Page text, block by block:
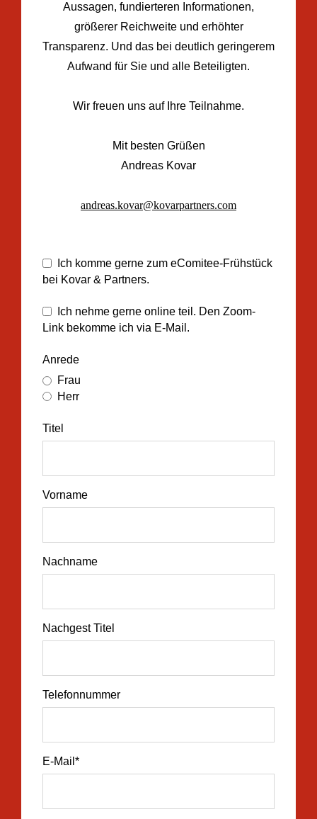
Aussagen, fundierteren Informationen,
größerer Reichweite und erhöhter
Transparenz. Und das bei deutlich geringerem
Aufwand für Sie und alle Beteiligten.
Wir freuen uns auf Ihre Teilnahme.
Mit besten Grüßen
Andreas Kovar
andreas.kovar@kovarpartners.com
Ich komme gerne zum eComitee-Frühstück
bei Kovar & Partners.
Ich nehme gerne online teil. Den Zoom-
Link bekomme ich via E-Mail.
Anrede
Frau
Herr
Titel
Vorname
Nachname
Nachgest Titel
Telefonnummer
E-Mail *